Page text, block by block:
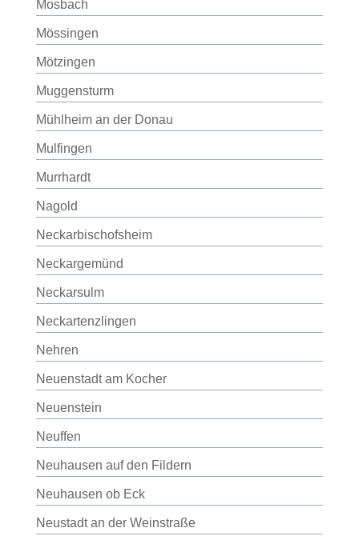
Mosbach
Mössingen
Mötzingen
Muggensturm
Mühlheim an der Donau
Mulfingen
Murrhardt
Nagold
Neckarbischofsheim
Neckargemünd
Neckarsulm
Neckartenzlingen
Nehren
Neuenstadt am Kocher
Neuenstein
Neuffen
Neuhausen auf den Fildern
Neuhausen ob Eck
Neustadt an der Weinstraße